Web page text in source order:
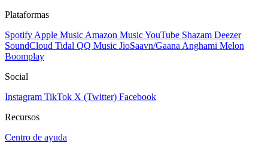
Plataformas
Spotify Apple Music Amazon MusicYouTube Shazam Deezer
SoundCloud Tidal QQ Music JioSaavn/Gaana Anghami Melon
Boomplay
Social
Instagram TikTok X (Twitter) Facebook
Recursos
Centro de ayuda